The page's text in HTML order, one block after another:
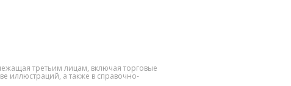
третьим лицам, включая торговые
иллюстраций, а также в справочно-